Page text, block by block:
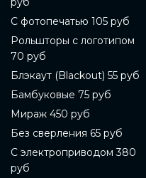
интернет-магазинах
компании-
расскажем подробнее
готовые рольшторы.
Перед покупкой
определиться с
могут быть
или дерева. В
материала, шторы
функции. Например,
могут создать уютную
готовые рольшторы
защищать от
С фотопечатью 105 руб
Рольшторы с логотипом
70 руб
Блэкаут (Blackout) 55 руб
Бамбуковые 75 руб
Мираж 450 руб
Без сверления 65 руб
С электроприводом 380
руб